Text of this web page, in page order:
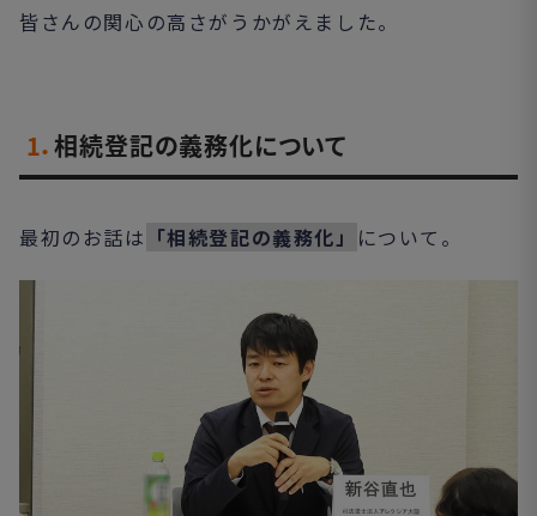
皆さんの関心の高さがうかがえました。
1．相続登記の義務化について
最初のお話は 「相続登記の義務化」 について。